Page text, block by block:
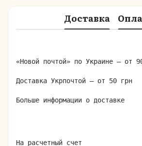
Доставка
«Новой почтой» по Украине – от
Доставка Укрпочтой – от 50 грн
Больше информации о доставке
На расчетный счет